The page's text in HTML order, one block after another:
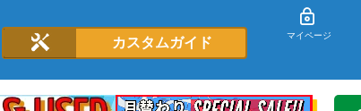
カスタムガイド マイページ